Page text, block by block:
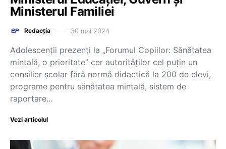
Ministerul Familiei
Redacția 30 mai 2024
Adolescenții prezenți la „Forumul Copiilor: Sănătatea
mintală, o prioritate” cer autorităților cel puțin un
consilier școlar fără normă didactică la 200 de elevi,
programe pentru sănătatea mintală, sistem de
raportare…
Vezi articolul